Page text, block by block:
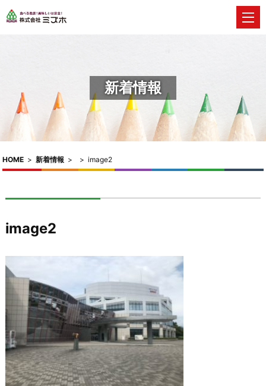
新着情報
HOME > 新着情報 > > image2
image2